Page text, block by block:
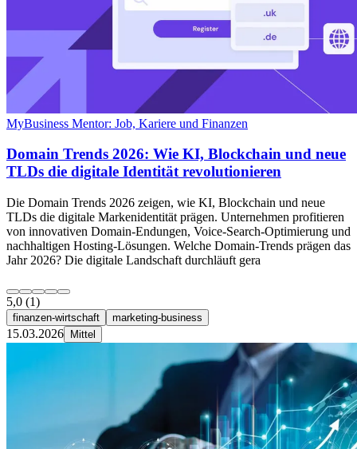
MyBusiness Mentor: Job, Kariere und Finanzen
Domain Trends 2026: Wie KI, Blockchain und neue
TLDs die digitale Identität revolutionieren
Die Domain Trends 2026 zeigen, wie KI, Blockchain und neue
TLDs die digitale Markenidentität prägen. Unternehmen profitieren
von innovativen Domain-Endungen, Voice-Search-Optimierung und
nachhaltigen Hosting-Lösungen. Welche Domain-Trends prägen das
Jahr 2026? Die digitale Landschaft durchläuft gera
5,0 (1)
finanzen-wirtschaft marketing-business
15.03.2026 Mittel